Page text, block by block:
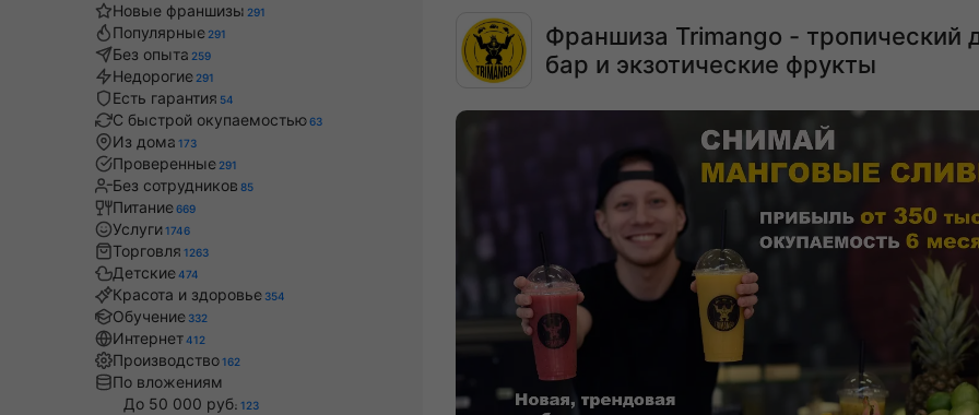
Новые франшизы 291
Популярные 291
Без опыта 259
Недорогие 291
Есть гарантия 54
С быстрой окупаемостью63
Из дома 173
Проверенные 291
Без сотрудников 85
Питание669
Услуги 1746
Торговля 1263
Детские474
Красота и здоровье 354
Обучение 332
Интернет412
Производство162
По вложениям
До 50 000 руб. 123
Франшиза Trimango - тропический
бар и экзотические фрукты